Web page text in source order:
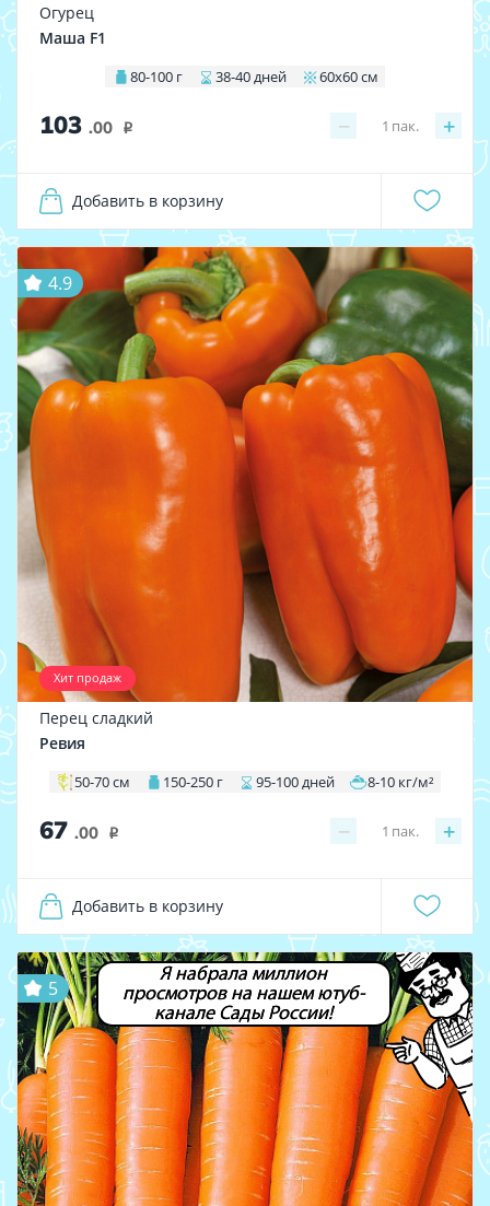
Огурец
Маша F1
80-100 г 38-40 дней 60х60 см
103 .00 i − +
1 пак.
Добавить в корзину
Хит продаж
4.9
Перец сладкий
Ревия
50-70 см 150-250 г 95-100 дней 8-10 кг/м²
67 .00 i − +
1 пак.
Добавить в корзину
Я набрала миллион
просмотров на нашем ютуб-
канале Сады России!
5